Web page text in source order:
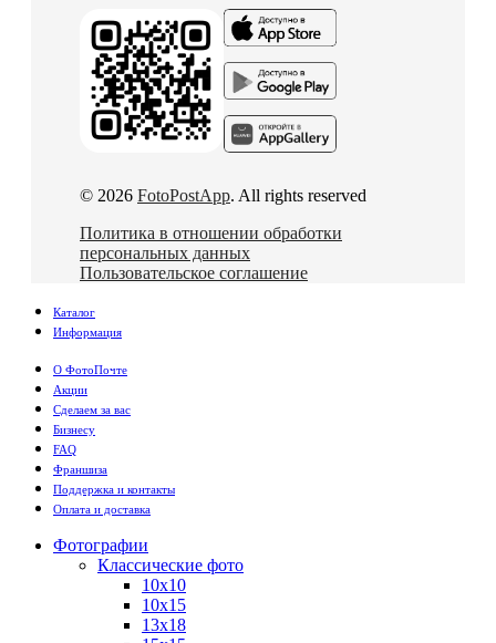
© 2026 FotoPostApp. All rights reserved
Политика в отношении обработки
персональных данных
Пользовательское соглашение
Каталог
Информация
О ФотоПочте
Акции
Сделаем за вас
Бизнесу
FAQ
Франшиза
Поддержка и контакты
Оплата и доставка
Фотографии
Классические фото
10х10
10х15
13х18